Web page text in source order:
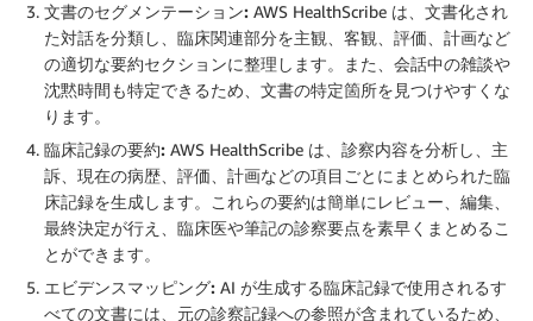
文書のセグメンテーション: AWS HealthScribe は、文書化され
た対話を分類し、臨床関連部分を主観、客観、評価、計画など
の適切な要約セクションに整理します。また、会話中の雑談や
沈黙時間も特定できるため、文書の特定箇所を見つけやすくな
ります。
臨床記録の要約: AWS HealthScribe は、診察内容を分析し、主
訴、現在の病歴、評価、計画などの項目ごとにまとめられた臨
床記録を生成します。これらの要約は簡単にレビュー、編集、
最終決定が行え、臨床医や筆記の診察要点を素早くまとめるこ
とができます。
エビデンスマッピング: AI が生成する臨床記録で使用されるす
べての文書には、元の診察記録への参照が含まれているため、